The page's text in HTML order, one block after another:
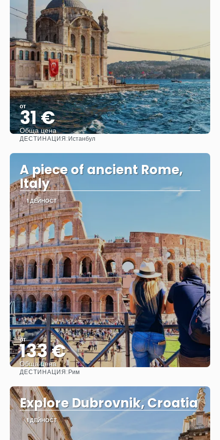
от
31 €
Обща цена
ДЕСТИНАЦИЯ:Истанбул
A piece of ancient Rome,
Italy
1 ДЕЙНОСТ
от
133 €
Обща цена
ДЕСТИНАЦИЯ:Рим
Explore Dubrovnik, Croatia
1 ДЕЙНОСТ